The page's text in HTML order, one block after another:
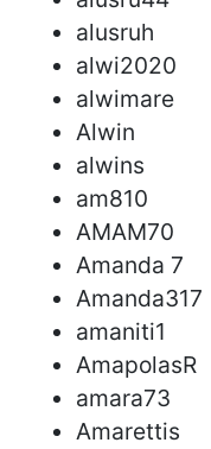
alusruh
alwi2020
alwimare
Alwin
alwins
am810
AMAM70
Amanda 7
Amanda317
amaniti1
AmapolasR
amara73
Amarettis